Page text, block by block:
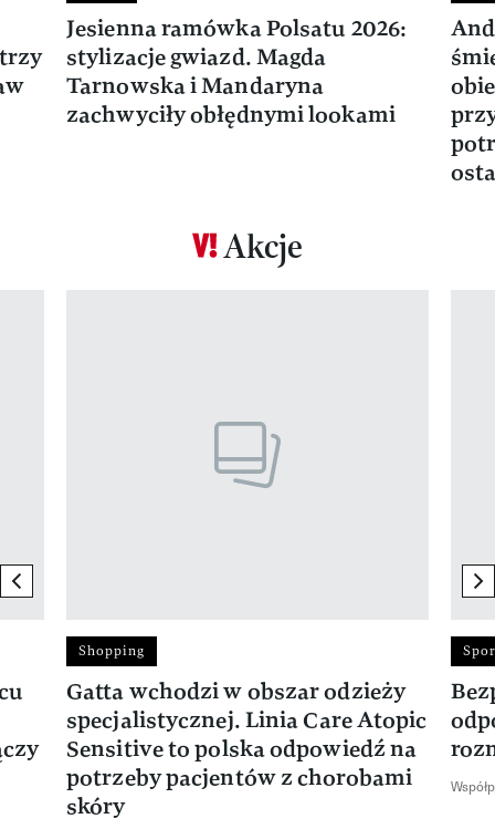
Jesienna ramówka Polsatu 2026:
stylizacje gwiazd. Magda
Tarnowska i Mandaryna
zachwyciły obłędnymi lookami
Akcje
previous element
Shopping
Gatta wchodzi w obszar odzieży
specjalistycznej. Linia Care Atopic
Sensitive to polska odpowiedź na
potrzeby pacjentów z chorobami
skóry